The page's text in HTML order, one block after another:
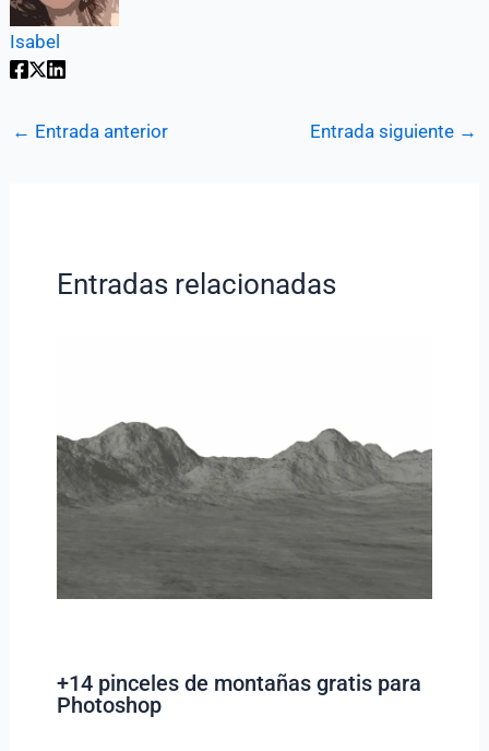
Isabel
← Entrada anterior Entrada siguiente →
Entradas relacionadas
+14 pinceles de montañas gratis para
Photoshop